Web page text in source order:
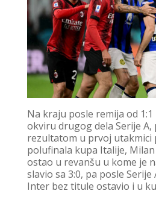
Na kraju posle remija od 1:1
okviru drugog dela Serije A,
rezultatom u prvoj utakmici
polufinala kupa Italije,
ostao u revanšu u kome je
slavio sa 3:0, pa posle Serije
Inter bez titule ostavio i u